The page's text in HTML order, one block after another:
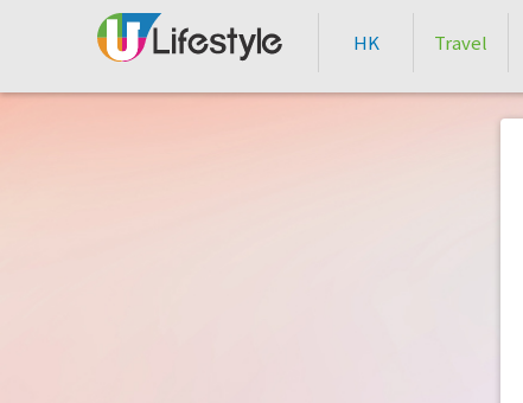
HK Travel